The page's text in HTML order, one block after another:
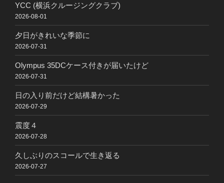
YCC (横浜クルージングクラブ)
2026-08-01
夕日がきれいな季節に
2026-07-31
Olympus 35DCケース付きが届いたけど
2026-07-31
日の入り前だけど結構暑かった
2026-07-29
震度４
2026-07-28
久しぶりのスコールで生き返る
2026-07-27